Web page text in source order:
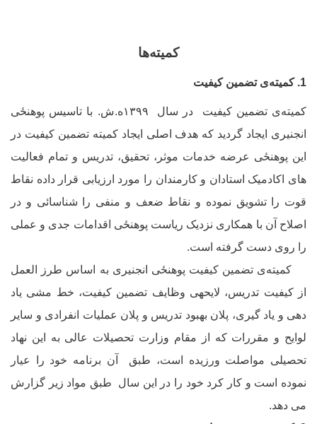
کمیته‌ها
ی تضمین کیفیت
یتضمین کیفیت در سال ۱۳۹۹ه.ش.
با تاسیس پوهنځی
ایجاد گردید که هدف اصلی ایجاد کمیته تضمین کیفیت در
پوهنځی عرضه خدمات موثر، تحقیق، تدریس و تمام فعالیت
اکادمیک استادان و کارمندان را مورد ارزیابی قرار داده نقاط
را تشویق نموده و نقاط ضعف و منفی را شناسائی و در
آن با همکاری نزدیک ریاست پوهنځی اقدامات جدی و عملی
روی دست گرفته است.
ی تضمین کیفیت پوهنځی انجنیری به اساس طرز العمل
کیفیت تدریس، لایحه‏ی وظایف تضمین کیفیت، خط مشی یاد
و یاد گیری، پلان بهبود تدریس و پلان عملیات انفرادی و سایر
و مقررات که از مقام وزارت تحصیلات عالی به این نهاد
مواصلت ورزیده است، طبق آن برنامه خود را عیار
است و کار کرد خود را در این سال طبق مواد زیر گزارش
دهد.